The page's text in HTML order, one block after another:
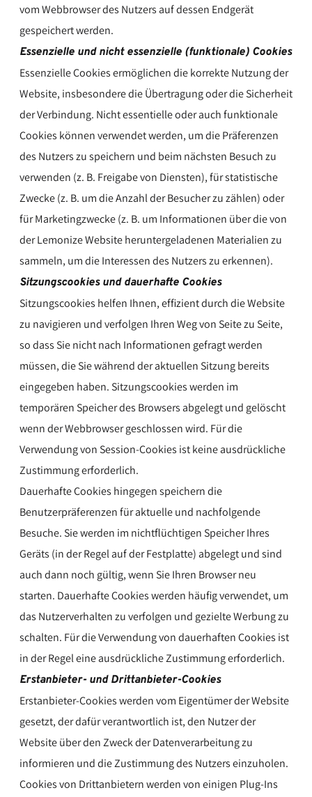
vom Webbrowser des Nutzers auf dessen Endgerät
gespeichert werden.
Essenzielle und nicht essenzielle (funktionale) Cookies
Essenzielle Cookies ermöglichen die korrekte Nutzung der
Website, insbesondere die Übertragung oder die Sicherheit
der Verbindung. Nicht essentielle oder auch funktionale
Cookies können verwendet werden, um die Präferenzen
des Nutzers zu speichern und beim nächsten Besuch zu
verwenden (z. B. Freigabe von Diensten), für statistische
Zwecke (z. B. um die Anzahl der Besucher zu zählen) oder
für Marketingzwecke (z. B. um Informationen über die von
der Lemonize Website heruntergeladenen Materialien zu
sammeln, um die Interessen des Nutzers zu erkennen).
Sitzungscookies und dauerhafte Cookies
Sitzungscookies helfen Ihnen, effizient durch die Website
zu navigieren und verfolgen Ihren Weg von Seite zu Seite,
so dass Sie nicht nach Informationen gefragt werden
müssen, die Sie während der aktuellen Sitzung bereits
eingegeben haben. Sitzungscookies werden im
temporären Speicher des Browsers abgelegt und gelöscht
wenn der Webbrowser geschlossen wird. Für die
Verwendung von Session-Cookies ist keine ausdrückliche
Zustimmung erforderlich.
Dauerhafte Cookies hingegen speichern die
Benutzerpräferenzen für aktuelle und nachfolgende
Besuche. Sie werden im nichtflüchtigen Speicher Ihres
Geräts (in der Regel auf der Festplatte) abgelegt und sind
auch dann noch gültig, wenn Sie Ihren Browser neu
starten. Dauerhafte Cookies werden häufig verwendet, um
das Nutzerverhalten zu verfolgen und gezielte Werbung zu
schalten. Für die Verwendung von dauerhaften Cookies ist
in der Regel eine ausdrückliche Zustimmung erforderlich.
Erstanbieter- und Drittanbieter-Cookies
Erstanbieter-Cookies werden vom Eigentümer der Website
gesetzt, der dafür verantwortlich ist, den Nutzer der
Website über den Zweck der Datenverarbeitung zu
informieren und die Zustimmung des Nutzers einzuholen.
Cookies von Drittanbietern werden von einigen Plug-Ins